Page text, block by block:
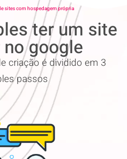
sites com hospedagem própria
ter um site
google
criação é dividido em 3
passos